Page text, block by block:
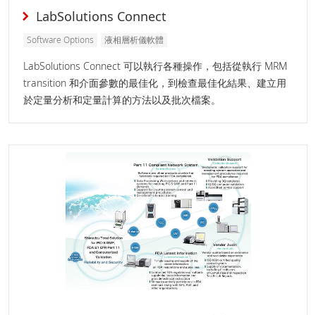
LabSolutions Connect
Software Options 液相層析儀軟體
LabSolutions Connect 可以執行各種操作，包括從執行 MRM
transition 和介面參數的最佳化，到檢查最佳化結果、建立用
於定量分析和定量計算的方法以及批次檔案。